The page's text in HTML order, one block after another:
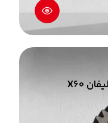
دور موتور به
سرعت های
راننده
و کارکردن
گیربکس می
ترین بخش های